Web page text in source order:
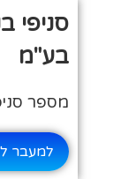
סניפי
בע"מ
מספר
למעבר